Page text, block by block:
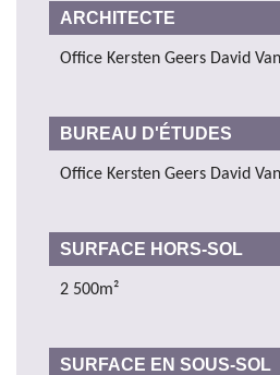
ARCHITECTE
Office Kersten Geers David
BUREAU D'ÉTUDES
Office Kersten Geers David
SURFACE HORS-SOL
2 500m²
SURFACE EN SOUS-SOL